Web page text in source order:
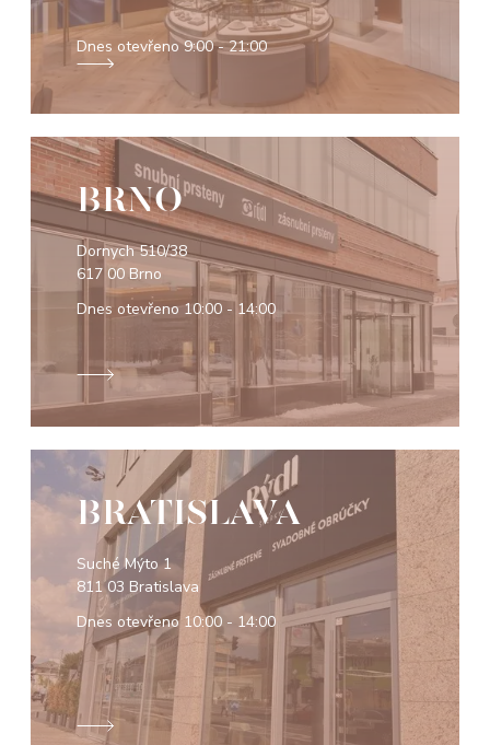
Dnes otevřeno9:00 - 21:00
BRNO
Dornych 510/38
617 00 Brno
Dnes otevřeno10:00 - 14:00
BRATISLAVA
Suché Mýto 1
811 03 Bratislava
Dnes otevřeno 10:00 - 14:00